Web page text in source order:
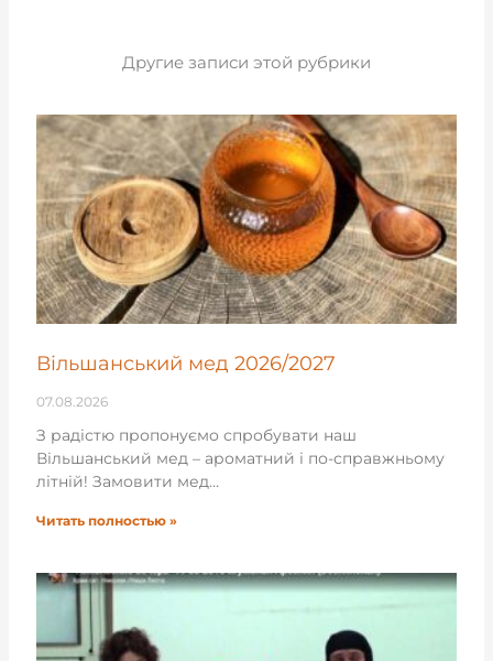
Другие записи этой рубрики
Вільшанський мед 2026/2027
07.08.2026
З радістю пропонуємо спробувати наш
Вільшанський мед – ароматний і по-справжньому
літній! Замовити мед…
Читать полностью »